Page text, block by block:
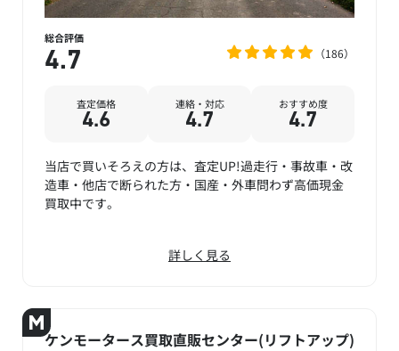
総合評価
4.7 186
査定価格
4.6
連絡・対応
4.7
おすすめ度
4.7
当店で買いそろえの方は、査定UP!過走行・事故車・改
造車・他店で断られた方・国産・外車問わず高価現金
買取中です。
詳しく見る
ケンモータース買取直販センター(リフトアップ)